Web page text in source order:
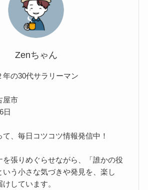
Zenちゃん
の30代サラリーマン
屋市
日
、毎日コツコツ情報発信中！
を張りめぐらせながら、「誰かの役
いう小さな気づきや発見を、楽し
しています。